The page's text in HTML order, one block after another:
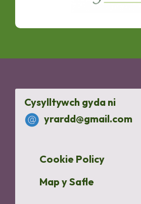
Cysylltywch gyda ni
yrardd@gmail.com
Cookie Policy
Map y Safle